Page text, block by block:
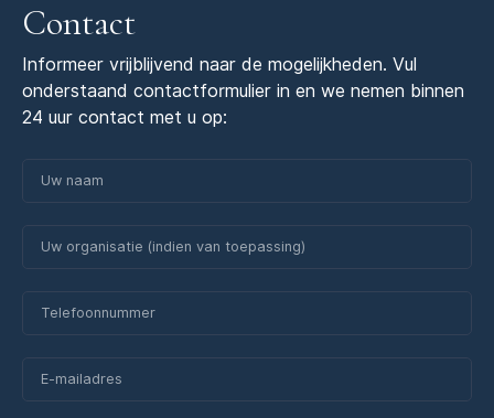
Contact
Informeer vrijblijvend naar de mogelijkheden. Vul
onderstaand contactformulier in en we nemen binnen
24 uur contact met u op: